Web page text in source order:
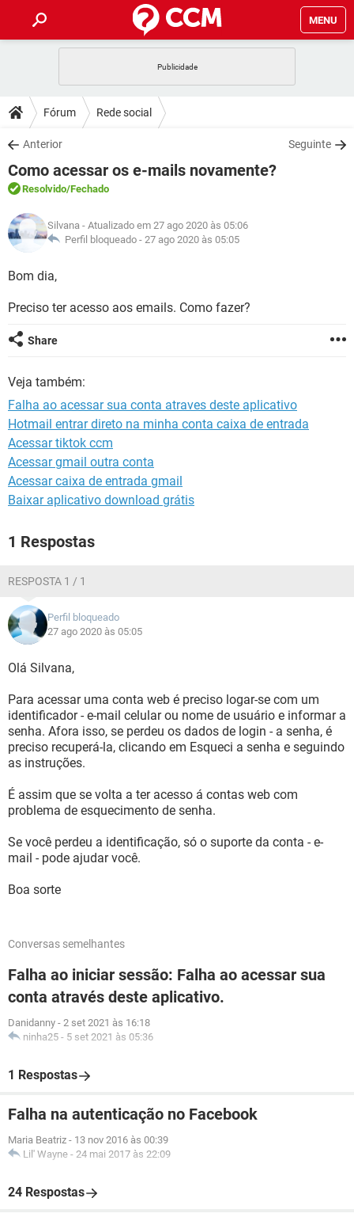
MENU
CELULAR
OUTLOOK
INSTAGRAM GMAIL
GUIA DE COMPRAS
DICAS
JOGOS
OUTLOOK
INSTAGRAM
GUIA DE COMPRAS
DOWNLOADS
JOGOS WHATSAPP
CELULAR
OUTLOOK EXCEL
INSTAGRAM
GUIA DE COMPRAS
FÓRUM
JOGOS
CELULAR FACEBOOK
GLOSSÁRIO
JOGOS
CELULAR
OUTLOOK EXCEL
INSTAGRAM
Fórum Rede social
Anterior Seguinte
Como acessar os e-mails novamente?
Resolvido/Fechado
Silvana - Atualizado em 27 ago 2020 às 05:06
Perfil bloqueado - 27 ago 2020 às 05:05
Bom dia,
Preciso ter acesso aos emails. Como fazer?
Share
Veja também:
Falha ao acessar sua conta atraves deste aplicativo
Hotmail entrar direto na minha conta caixa de entrada
Acessar tiktok ccm
Acessar gmail outra conta
Acessar caixa de entrada gmail
Baixar aplicativo download grátis
1 Respostas
RESPOSTA 1 / 1
Perfil bloqueado
27 ago 2020 às 05:05
Olá Silvana,
Para acessar uma conta web é preciso logar-se com um
identificador - e-mail celular ou nome de usuário e informar a
senha. Afora isso, se perdeu os dados de login - a senha, é
preciso recuperá-la, clicando em Esqueci a senha e seguindo
as instruções.
É assim que se volta a ter acesso á contas web com
problema de esquecimento de senha.
Se você perdeu a identificação, só o suporte da conta - e-
mail - pode ajudar você.
Boa sorte
Conversas semelhantes
Falha ao iniciar sessão: Falha ao acessar sua
conta através deste aplicativo.
Danidanny - 2 set 2021 às 16:18
ninha25 - 5 set 2021 às 05:36
1 Respostas
Falha na autenticação no Facebook
Maria Beatriz - 13 nov 2016 às 00:39
Lil' Wayne - 24 mai 2017 às 22:09
24 Respostas